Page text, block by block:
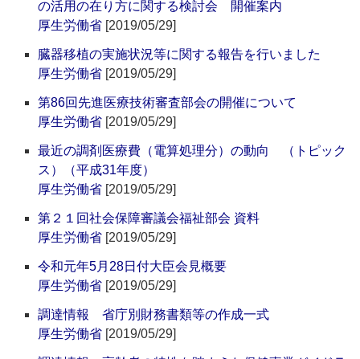
の活用の在り方に関する検討会 開催案内
厚生労働省 [2019/05/29]
臓器移植の実施状況等に関する報告を行いました
厚生労働省 [2019/05/29]
第86回先進医療技術審査部会の開催について
厚生労働省 [2019/05/29]
最近の調剤医療費（電算処理分）の動向 （トピック
ス）（平成31年度）
厚生労働省 [2019/05/29]
第２１回社会保障審議会福祉部会 資料
厚生労働省 [2019/05/29]
令和元年5月28日付大臣会見概要
厚生労働省 [2019/05/29]
調達情報 省庁別財務書類等の作成一式
厚生労働省 [2019/05/29]